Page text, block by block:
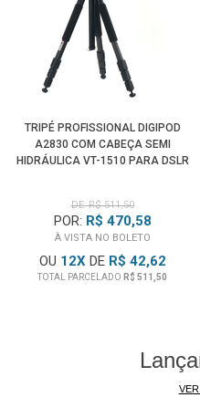
TRIPÉ PROFISSIONAL DIGIPOD
A2830 COM CABEÇA SEMI
HIDRÁULICA VT-1510 PARA DSLR
DE: R$ 511,50
POR: R$ 470,58
À VISTA NO BOLETO
OU 12XDE R$ 42,62
TOTAL PARCELADO R$ 511,50